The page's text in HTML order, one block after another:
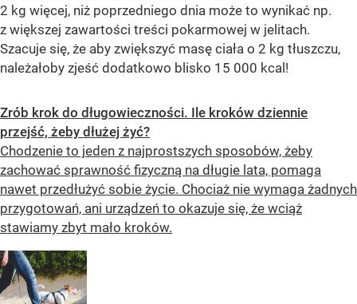
2 kg więcej, niż poprzedniego dnia może to wynikać np.
z większej zawartości treści pokarmowej w jelitach.
Szacuje się, że aby zwiększyć masę ciała o 2 kg tłuszczu,
należałoby zjeść dodatkowo blisko 15 000 kcal!
Zrób krok do długowieczności. Ile kroków dziennie
przejść, żeby dłużej żyć?
Chodzenie to jeden z najprostszych sposobów, żeby
zachować sprawność fizyczną na długie lata, pomaga
nawet przedłużyć sobie życie. Chociaż nie wymaga żadnych
przygotowań, ani urządzeń to okazuje się, że wciąż
stawiamy zbyt mało kroków.